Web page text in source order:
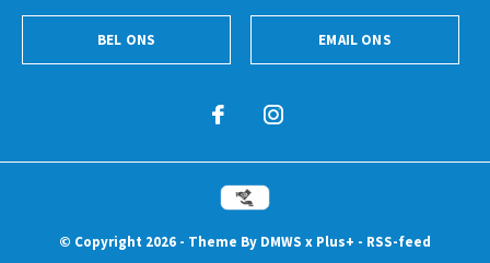
BEL ONS EMAIL ONS
© Copyright 2026 - Theme By DMWS x Plus+ - RSS-feed